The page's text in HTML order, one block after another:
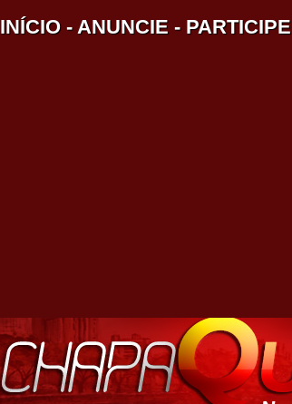
INÍCIO -ANUNCIE - PARTICIPE